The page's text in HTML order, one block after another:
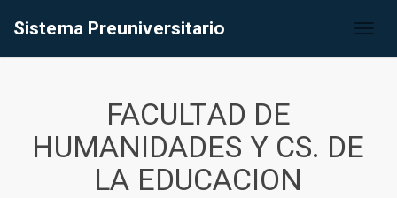
Sistema Preuniversitario
FACULTAD DE
HUMANIDADES Y CS. DE
LA EDUCACION